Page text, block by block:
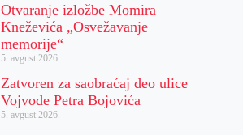
Otvaranje izložbe Momira
Kneževića „Osvežavanje
memorije“
5. avgust 2026.
Zatvoren za saobraćaj deo ulice
Vojvode Petra Bojovića
5. avgust 2026.